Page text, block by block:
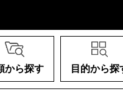
から探す 目的から探